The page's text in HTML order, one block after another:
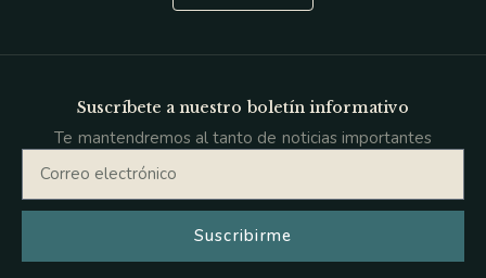
Suscríbete a nuestro boletín informativo
Te mantendremos al tanto de noticias importantes
Suscribirme